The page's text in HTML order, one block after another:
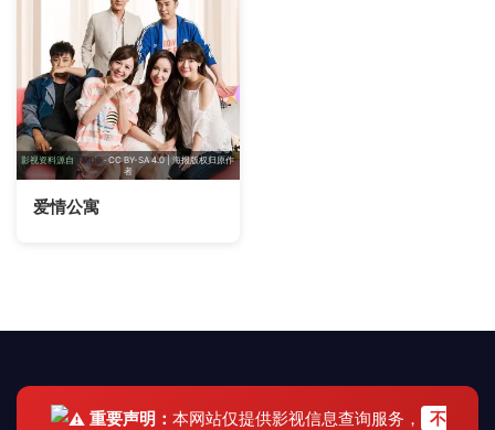
影视资料源自 TMDB· CC BY-SA 4.0 | 海报版权归原作
者
爱情公寓
重要声明： 本网站仅提供影视信息查询服务，
不